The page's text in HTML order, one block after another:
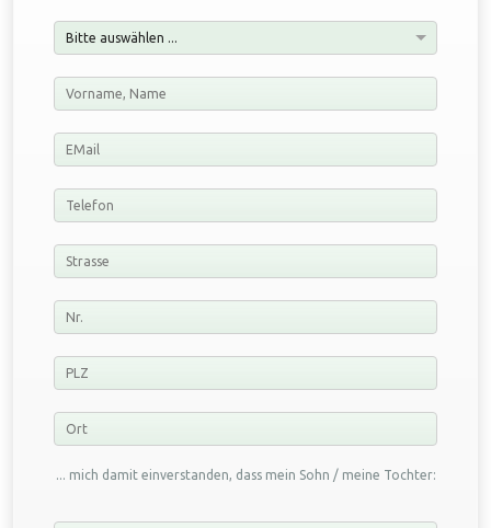
... mich damit einverstanden, dass mein Sohn / meine Tochter: